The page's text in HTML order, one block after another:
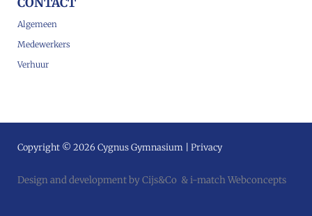
Algemeen
Medewerkers
Verhuur
Copyright © 2026 Cygnus Gymnasium | Privacy
Design and development by Cijs&Co &i-match Webconcepts